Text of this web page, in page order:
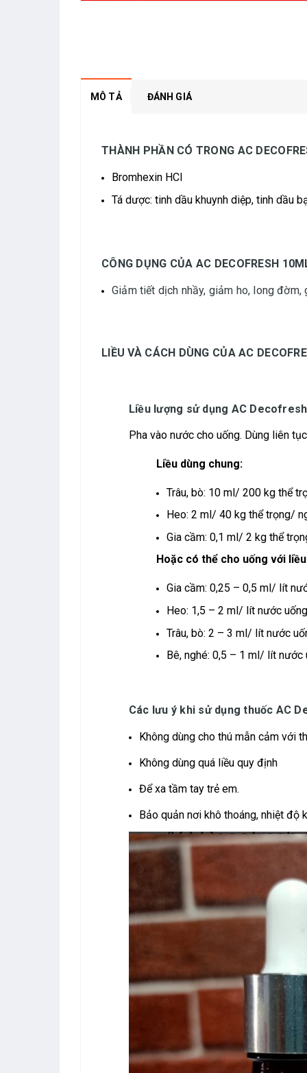
MÔ TẢ ĐÁNH GIÁ
THÀNH PHẦN CÓ TRONG AC
Bromhexin HCl
Tá dược: tinh dầu khuynh diệp, tinh dầu
CÔNG DỤNG CỦA AC DECOFRESH
Giảm tiết dịch nhầy, giảm ho, long đờm,
LIỀU VÀ CÁCH DÙNG CỦA AC
Liều lượng sử dụng AC
Pha vào nước cho uống. Dùng liên
Liều dùng chung:
Trâu, bò: 10 ml/ 200 kg thể
Heo: 2 ml/ 40 kg thể trọng/
Gia cầm: 0,1 ml/ 2 kg thể
Hoặc có thể cho uống với
Gia cầm: 0,25 – 0,5 ml/ lít
Heo: 1,5 – 2 ml/ lít nước
Trâu, bò: 2 – 3 ml/ lít nước
Bê, nghé: 0,5 – 1 ml/ lít nước
Các lưu ý khi sử dụng thuốc AC
Không dùng cho thú mẫn cảm với
Không dùng quá liều quy định
Để xa tầm tay trẻ em.
Bảo quản nơi khô thoáng, nhiệt độ